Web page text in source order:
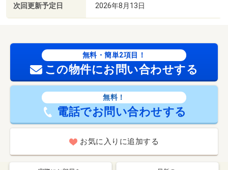
次回更新予定日 2026年8月13日
無料・簡単2項目！
この物件にお問い合わせする
無料！
電話でお問い合わせする
お気に入りに追加する